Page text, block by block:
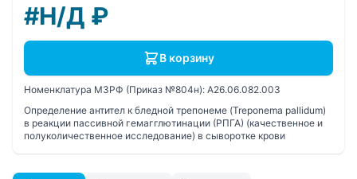
#Н/Д ₽
В корзину
Номенклатура МЗРФ (Приказ №804н): A26.06.082.003
Определение антител к бледной трепонеме (Treponema pallidum)
в реакции пассивной гемагглютинации (РПГА) (качественное и
полуколичественное исследование) в сыворотке крови